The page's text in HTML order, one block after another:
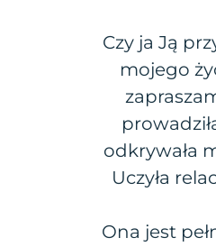
Czy ja Ją
mojego
odkrywała
Uczyła
Ona jest